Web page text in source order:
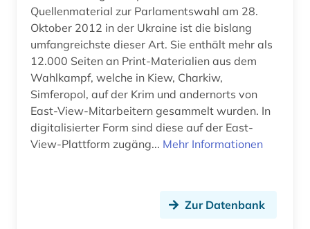
kommunikationswissenschaften (3)
konflikt (1)
kriminalistik (1)
kultur (18)
kulturwissenschaften (5)
Quellenmaterial zur Parlamentswahl am 28.
Oktober 2012 in der Ukraine ist die bislang
umfangreichste dieser Art. Sie enthält mehr als
12.000 Seiten an Print-Materialien aus dem
Wahlkampf, welche in Kiew, Charkiw,
Simferopol, auf der Krim und andernorts von
East-View-Mitarbeitern gesammelt wurden. In
digitalisierter Form sind diese auf der East-
View-Plattform zugäng... Mehr Informationen
Zur Datenbank